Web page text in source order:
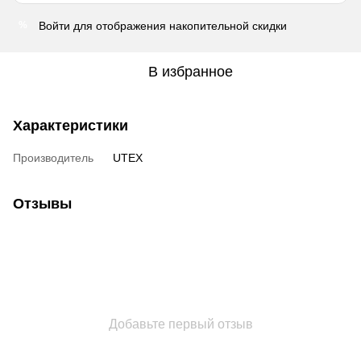
Войти для отображения накопительной скидки
В избранное
Характеристики
Производитель UTEX
Отзывы
Добавьте первый отзыв